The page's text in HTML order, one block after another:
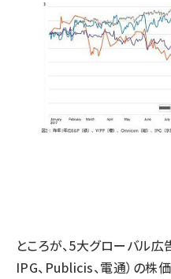
ところが、5大グローバル広
IPG、Publicis、電通）の株